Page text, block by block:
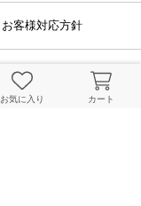
お客様対応方針
企業情報
お気に入り カート